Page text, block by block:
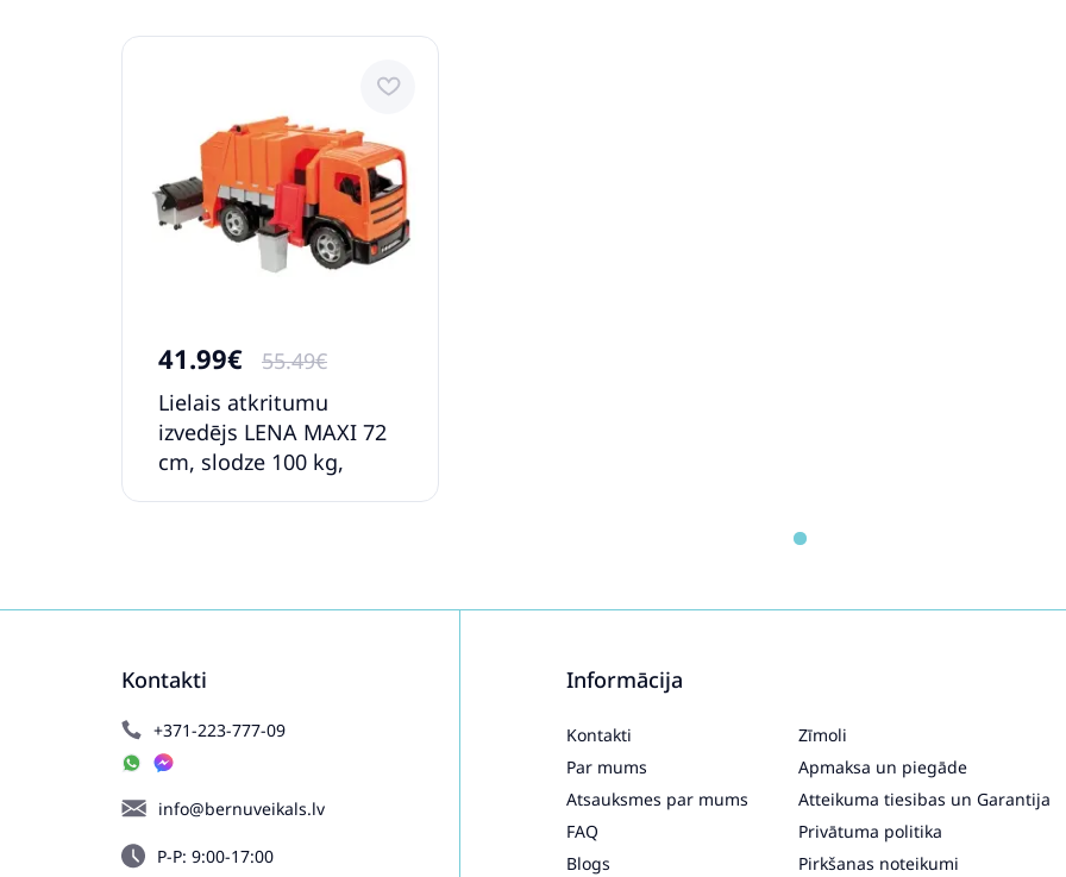
41.99€
55.49€
Lielais atkritumu
izvedējs LENA MAXI 72
cm, slodze 100 kg,
Kontakti
+371-223-777-09
info@bernuveikals.lv
P-P: 9:00-17:00
Informācija
Kontakti
Par mums
Atsauksmes par mums
FAQ
Blogs
Zīmoli
Apmaksa un piegāde
Atteikuma tiesibas un Garantija
Privātuma politika
Pirkšanas noteikumi